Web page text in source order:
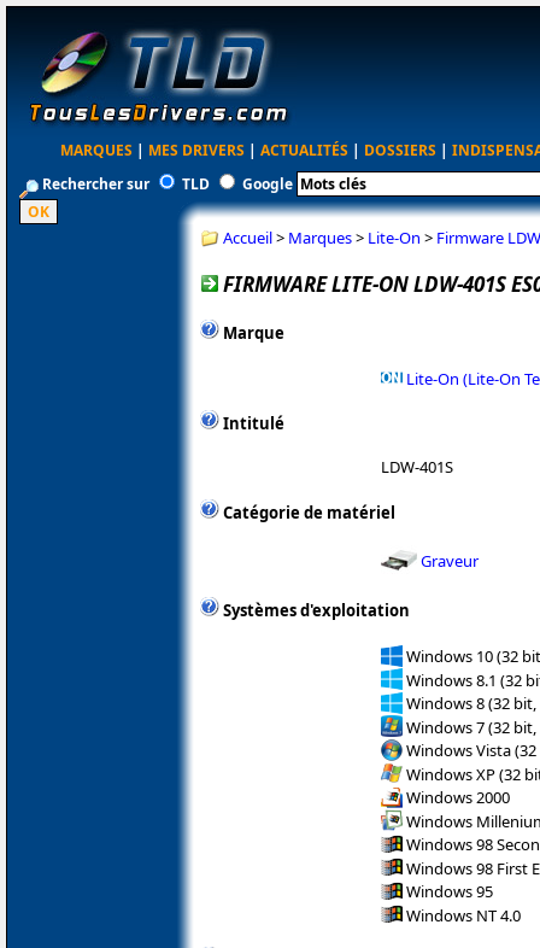
MARQUES | MES DRIVERS | ACTUALITÉS | DOSSIERS |
Rechercher sur
TLD Google
Accueil> Marques> Lite-On > Firmware
FIRMWARE LITE-ON LDW-401S
Marque
Lite-On (Lite-On
Intitulé
LDW-401S
Catégorie de matériel
Graveur
Systèmes d'exploitation
Windows 10 (32
Windows 8.1 (32
Windows 8 (32 bit,
Windows 7 (32 bit,
Windows Vista
Windows XP (32
Windows 2000
Windows
Windows 98
Windows 98 First
Windows 95
Windows NT 4.0